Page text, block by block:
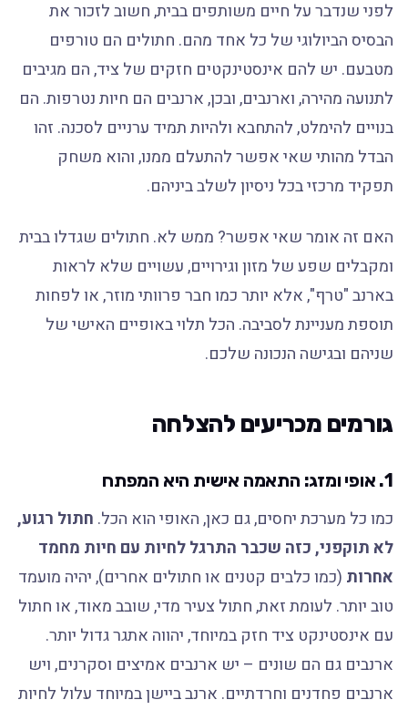
לפני שנדבר על חיים משותפים בבית, חשוב לזכור את
הבסיס הביולוגי של כל אחד מהם. חתולים הם טורפים
מטבעם. יש להם אינסטינקטים חזקים של ציד, הם מגיבים
לתנועה מהירה, וארנבים, ובכן, ארנבים הם חיות נטרפות. הם
בנויים להימלט, להתחבא ולהיות תמיד ערניים לסכנה. זהו
הבדל מהותי שאי אפשר להתעלם ממנו, והוא משחק
תפקיד מרכזי בכל ניסיון לשלב ביניהם.
האם זה אומר שאי אפשר? ממש לא. חתולים שגדלו בבית
ומקבלים שפע של מזון וגירויים, עשויים שלא לראות
בארנב "טרף", אלא יותר כמו חבר פרוותי מוזר, או לפחות
תוספת מעניינת לסביבה. הכל תלוי באופיים האישי של
שניהם ובגישה הנכונה שלכם.
גורמים מכריעים להצלחה
1. אופי ומזג: התאמה אישית היא המפתח
כמו כל מערכת יחסים, גם כאן, האופי הוא הכל.חתול רגוע,
לא תוקפני, כזה שכבר התרגל לחיות עם חיות מחמד
אחרות(כמו כלבים קטנים או חתולים אחרים), יהיה מועמד
טוב יותר. לעומת זאת, חתול צעיר מדי, שובב מאוד, או חתול
עם אינסטינקט ציד חזק במיוחד, יהווה אתגר גדול יותר.
ארנבים גם הם שונים – יש ארנבים אמיצים וסקרנים, ויש
ארנבים פחדנים וחרדתיים. ארנב ביישן במיוחד עלול לחיות